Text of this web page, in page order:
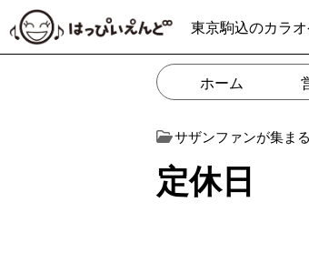
東京駒込のカラ
ホーム
サザンファンが集ま
定休日